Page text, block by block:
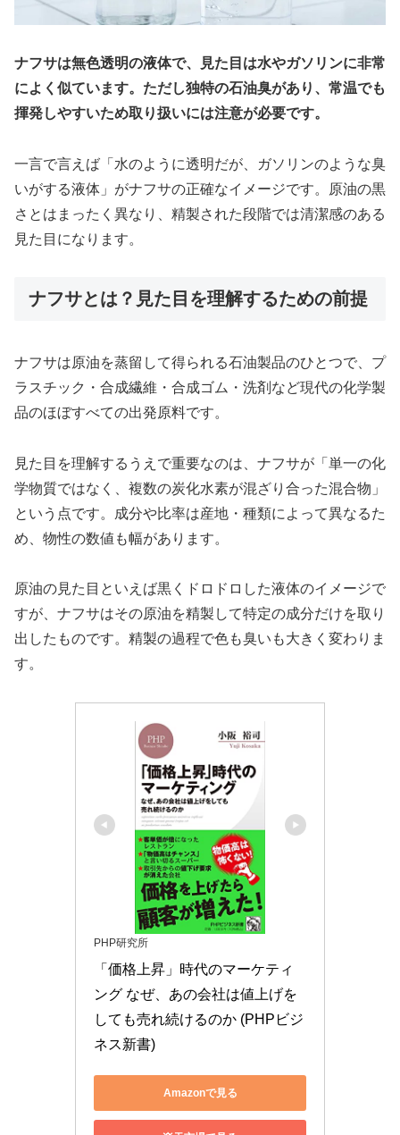
ナフサは無色透明の液体で、見た目は水やガソリンに非常
によく似ています。ただし独特の石油臭があり、常温でも
揮発しやすいため取り扱いには注意が必要です。
一言で言えば「水のように透明だが、ガソリンのような臭
いがする液体」がナフサの正確なイメージです。原油の黒
さとはまったく異なり、精製された段階では清潔感のある
見た目になります。
ナフサとは？見た目を理解するための前提
ナフサは原油を蒸留して得られる石油製品のひとつで、プ
ラスチック・合成繊維・合成ゴム・洗剤など現代の化学製
品のほぼすべての出発原料です。
見た目を理解するうえで重要なのは、ナフサが「単一の化
学物質ではなく、複数の炭化水素が混ざり合った混合物」
という点です。成分や比率は産地・種類によって異なるた
め、物性の数値も幅があります。
原油の見た目といえば黒くドロドロした液体のイメージで
すが、ナフサはその原油を精製して特定の成分だけを取り
出したものです。精製の過程で色も臭いも大きく変わりま
す。
PHP研究所
「価格上昇」時代のマーケティ
ング なぜ、あの会社は値上げを
しても売れ続けるのか (PHPビジ
ネス新書)
Amazonで見る